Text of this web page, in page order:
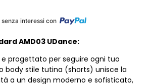
senza interessi con
AMD03 UDance:
progettato per seguire ogni tuo
body stile tutina (shorts) unisce la
a un design moderno e sofisticato,